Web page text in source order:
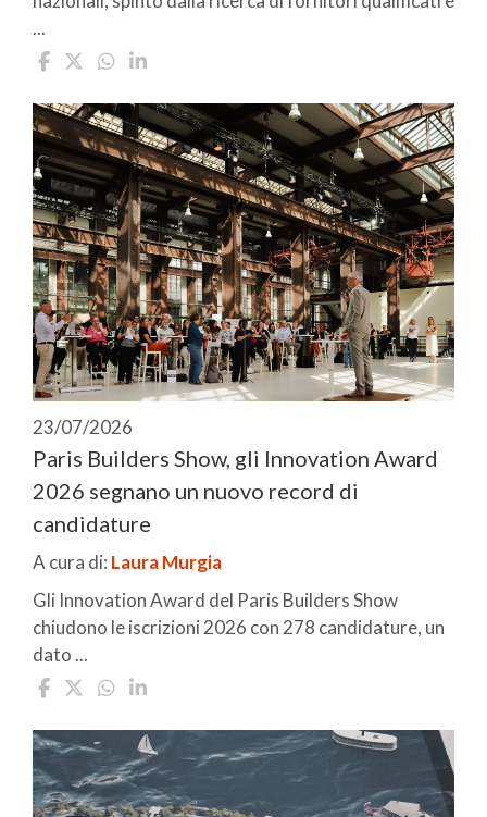
...
23/07/2026
Paris Builders Show, gli Innovation Award
2026 segnano un nuovo record di
candidature
A cura di: Laura Murgia
Gli Innovation Award del Paris Builders Show
chiudono le iscrizioni 2026 con 278 candidature, un
dato ...